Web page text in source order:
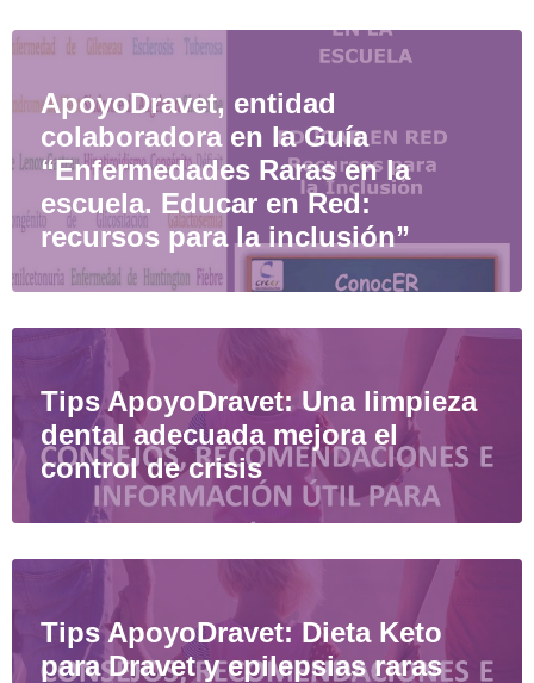
ApoyoDravet, entidad
colaboradora en la Guía
“Enfermedades Raras en la
escuela. Educar en Red:
recursos para la inclusión”
Tips ApoyoDravet: Una limpieza
dental adecuada mejora el
control de crisis
Tips ApoyoDravet: Dieta Keto
para Dravet y epilepsias raras